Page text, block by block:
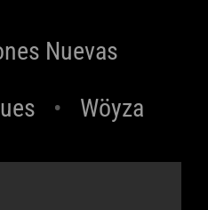
Nuevas
Wöyza